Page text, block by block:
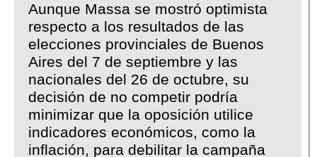
Aunque Massa se mostró optimista
respecto a los resultados de las
elecciones provinciales de Buenos
Aires del 7 de septiembre y las
nacionales del 26 de octubre, su
decisión de no competir podría
minimizar que la oposición utilice
indicadores económicos, como la
inflación, para debilitar la campaña